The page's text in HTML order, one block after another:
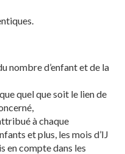
nombre d’enfant et de la
quel que soit le lien de
à chaque
et plus, les mois d’IJ
en compte dans les